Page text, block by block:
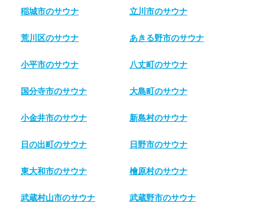
稲城市のサウナ 立川市のサウナ
荒川区のサウナ あきる野市のサウナ
小平市のサウナ 八丈町のサウナ
国分寺市のサウナ 大島町のサウナ
小金井市のサウナ 新島村のサウナ
日の出町のサウナ 日野市のサウナ
東大和市のサウナ 檜原村のサウナ
武蔵村山市のサウナ 武蔵野市のサウナ